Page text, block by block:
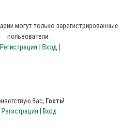
могут только зарегистрированные
пользователи.
Регистрация | Вход ]
Вас, Гость!
Регистрация
Вход